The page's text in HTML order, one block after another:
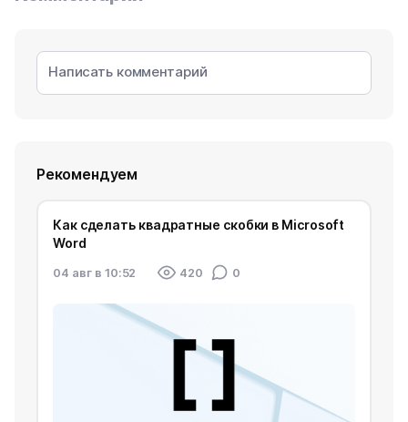
Рекомендуем
Как сделать квадратные скобки в Microsoft
Word
04 авг в 10:52 420 0